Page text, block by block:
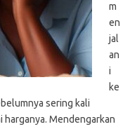
m
en
jal
an
i
ke
sering kali
harganya. Mendengarkan